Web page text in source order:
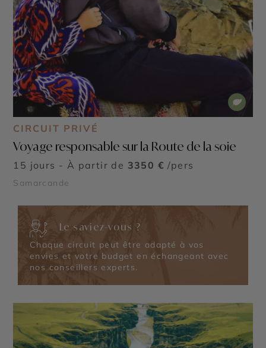
CIRCUIT PRIVÉ
Voyage responsable sur la Route de la soie
15 jours - À partir de 3350 € /pers
Samarcande
Le saviez-vous ?
Chaque circuit peut être adapté à vos
envies et votre budget en échangeant avec
nos conseillers experts.